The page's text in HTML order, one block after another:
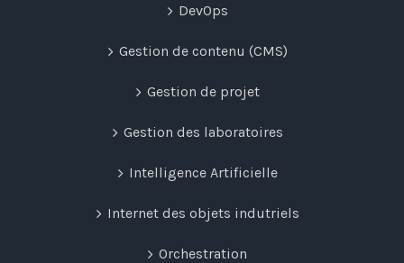
DevOps
Gestion de contenu (CMS)
Gestion de projet
Gestion des laboratoires
Intelligence Artificielle
Internet des objets indutriels
Orchestration